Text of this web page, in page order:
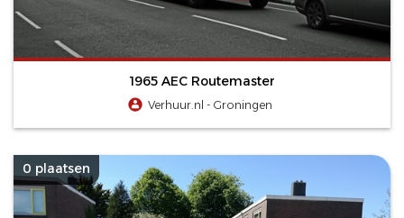
1965 AEC Routemaster
Verhuur.nl - Groningen
0 plaatsen